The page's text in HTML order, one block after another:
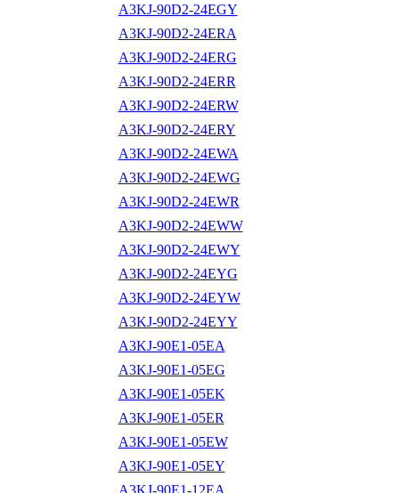
A3KJ-90D2-24EGY
A3KJ-90D2-24ERA
A3KJ-90D2-24ERG
A3KJ-90D2-24ERR
A3KJ-90D2-24ERW
A3KJ-90D2-24ERY
A3KJ-90D2-24EWA
A3KJ-90D2-24EWG
A3KJ-90D2-24EWR
A3KJ-90D2-24EWW
A3KJ-90D2-24EWY
A3KJ-90D2-24EYG
A3KJ-90D2-24EYW
A3KJ-90D2-24EYY
A3KJ-90E1-05EA
A3KJ-90E1-05EG
A3KJ-90E1-05EK
A3KJ-90E1-05ER
A3KJ-90E1-05EW
A3KJ-90E1-05EY
A3KJ-90E1-12EA